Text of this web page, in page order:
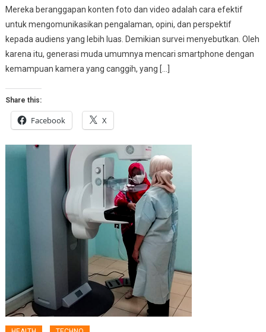
Mereka beranggapan konten foto dan video adalah cara efektif
untuk mengomunikasikan pengalaman, opini, dan perspektif
kepada audiens yang lebih luas. Demikian survei menyebutkan. Oleh
karena itu, generasi muda umumnya mencari smartphone dengan
kemampuan kamera yang canggih, yang […]
Share this:
Facebook X